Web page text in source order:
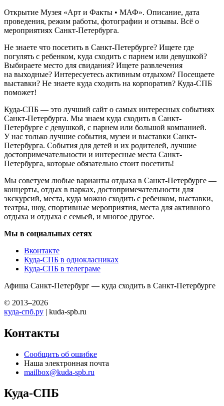
Открытие Музея «Арт и Факты • МАФ». Описание, дата
проведения, режим работы, фотографии и отзывы. Всё о
мероприятиях Санкт-Петербурга.
Не знаете что посетить в Санкт-Петербурге? Ищете где
погулять с ребенком, куда сходить с парнем или девушкой?
Выбираете место для свидания? Ищете развлечения
на выходные? Интересуетесь активным отдыхом? Посещаете
выставки? Не знаете куда сходить на корпоратив? Куда-СПБ
поможет!
Куда-СПБ — это лучший сайт о самых интересных событиях
Санкт-Петербурга. Мы знаем куда сходить в Санкт-
Петербурге с девушкой, с парнем или большой компанией.
У нас только лучшие события, музеи и выставки Санкт-
Петербурга. События для детей и их родителей, лучшие
достопримечательности и интересные места Санкт-
Петербурга, которые обязательно стоит посетить!
Мы советуем любые варианты отдыха в Санкт-Петербурге —
концерты, отдых в парках, достопримечательности для
экскурсий, места, куда можно сходить с ребенком, выставки,
театры, шоу, спортивные мероприятия, места для активного
отдыха и отдыха с семьей, и многое другое.
Мы в социальных сетях
Вконтакте
Куда-СПБ в однокласниках
Куда-СПБ в телеграме
Афиша Санкт-Петербург — куда сходить в Санкт-Петербурге
© 2013–2026
куда-спб.ру | kuda-spb.ru
Контакты
Сообщить об ошибке
Наша электронная почта
mailbox@kuda-spb.ru
Куда-СПБ